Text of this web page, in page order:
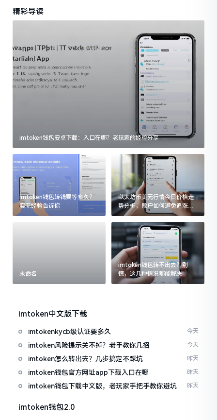
精彩导读
imtoken钱包安卓下载：入口在哪？老玩家的经验分享
imtoken钱包转钱要等多久？
实际经验告诉你
以太坊币美元行情今日价格走
势分析，散户如何避免追涨杀
跌被套牢
未命名
imtoken钱包转不出去？别
慌，这几种情况都能解决
imtoken中文版下载
imtokenkycb级认证要多久 今天
imtoken风险提示关不掉？老手教你几招 今天
imtoken怎么转出去？几步搞定不踩坑 昨天
imtoken钱包官方网址app下载入口在哪 昨天
imtoken钱包下载中文版，老玩家手把手教你避坑 昨天
imtoken钱包2.0